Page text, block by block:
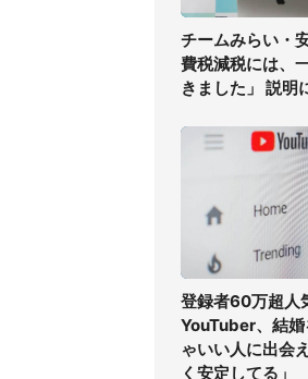
チームみらい・
費税減税には、
きました」 説明
登録者60万超人
YouTuber、結婚
ゃいい人に出会
く安定してる」